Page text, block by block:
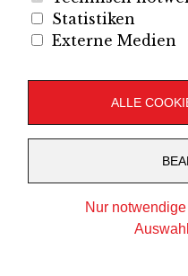
Statistiken
Externe Medien
ALLE
Nur